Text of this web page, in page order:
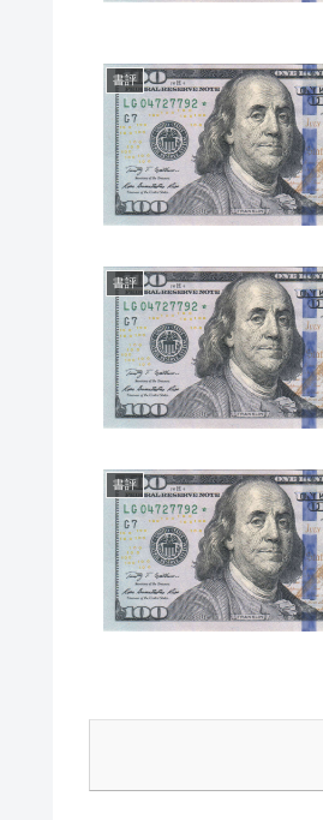
書評
書評
書評